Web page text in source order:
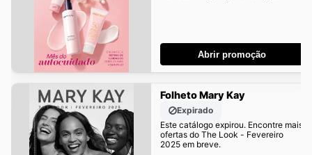
Abrir promoção
Folheto Mary Kay
Expirado
Este catálogo expirou. Encontre mais
ofertas do The Look - Fevereiro
2025 em breve.